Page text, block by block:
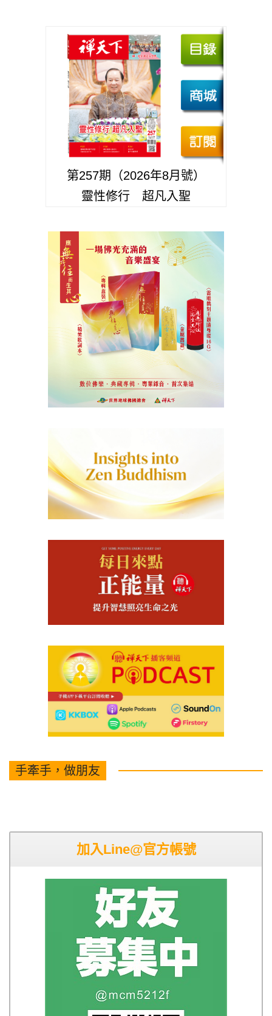
第257期（2026年8月號）
靈性修行 超凡入聖
手牽手，做朋友
加入Line@官方帳號